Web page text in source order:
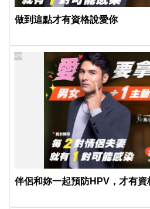
做到這點才有資格說愛你
伴侶和妳一起預防HPV，才有資
PR